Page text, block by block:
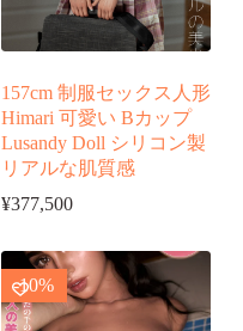
157cm 制服セックス人形
Himari 可愛い Bカップ
Lusandy Doll シリコン製
リアルな肌質感
¥377,500
-10%